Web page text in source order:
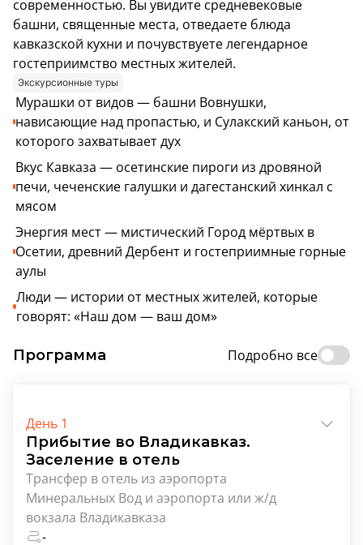
современностью. Вы увидите средневековые
башни, священные места, отведаете блюда
кавказской кухни и почувствуете легендарное
гостеприимство местных жителей.
Экскурсионные туры
Мурашки от видов — башни Вовнушки,
нависающие над пропастью, и Сулакский каньон, от
которого захватывает дух
Вкус Кавказа — осетинские пироги из дровяной
печи, чеченские галушки и дагестанский хинкал с
мясом
Энергия мест — мистический Город мёртвых в
Осетии, древний Дербент и гостеприимные горные
аулы
Люди — истории от местных жителей, которые
говорят: «Наш дом — ваш дом»
Программа Подробно все
День 1
Прибытие во Владикавказ.
Заселение в отель
Трансфер в отель из аэропорта
Минеральных Вод и аэропорта или ж/д
вокзала Владикавказа
-